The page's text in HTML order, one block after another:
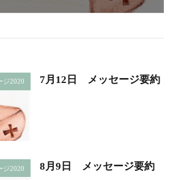
ジ2020 7月12日 メッセージ要約
ジ2020 8月9日 メッセージ要約